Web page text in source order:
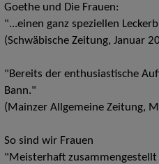
Goethe und Die Frauen:
"...einen ganz speziellen
(Schwäbische Zeitung, Januar
"Bereits der enthusiastische
Bann."
(Mainzer Allgemeine Zeitung,
So sind wir Frauen
"Meisterhaft